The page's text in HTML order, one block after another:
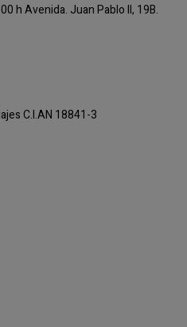
h Avenida. Juan Pablo II, 19B.
C.I.AN 18841-3